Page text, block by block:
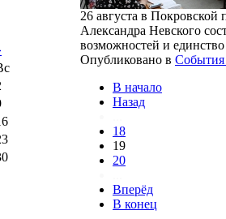
26 августа в Покровской
Александра Невского
возможностей и
Опубликовано в События
В начало
Назад
18
19
20
Вперёд
В конец